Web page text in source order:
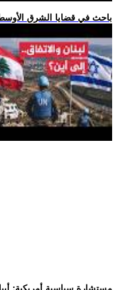
.. باحث في قضايا الشرق